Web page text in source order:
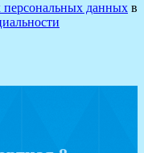
персональных данных в